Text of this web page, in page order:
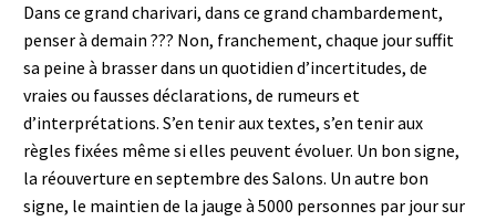
Dans ce grand charivari, dans ce grand chambardement,
penser à demain ??? Non, franchement, chaque jour suffit
sa peine à brasser dans un quotidien d’incertitudes, de
vraies ou fausses déclarations, de rumeurs et
d’interprétations. S’en tenir aux textes, s’en tenir aux
règles fixées même si elles peuvent évoluer. Un bon signe,
la réouverture en septembre des Salons. Un autre bon
signe, le maintien de la jauge à 5000 personnes par jour sur